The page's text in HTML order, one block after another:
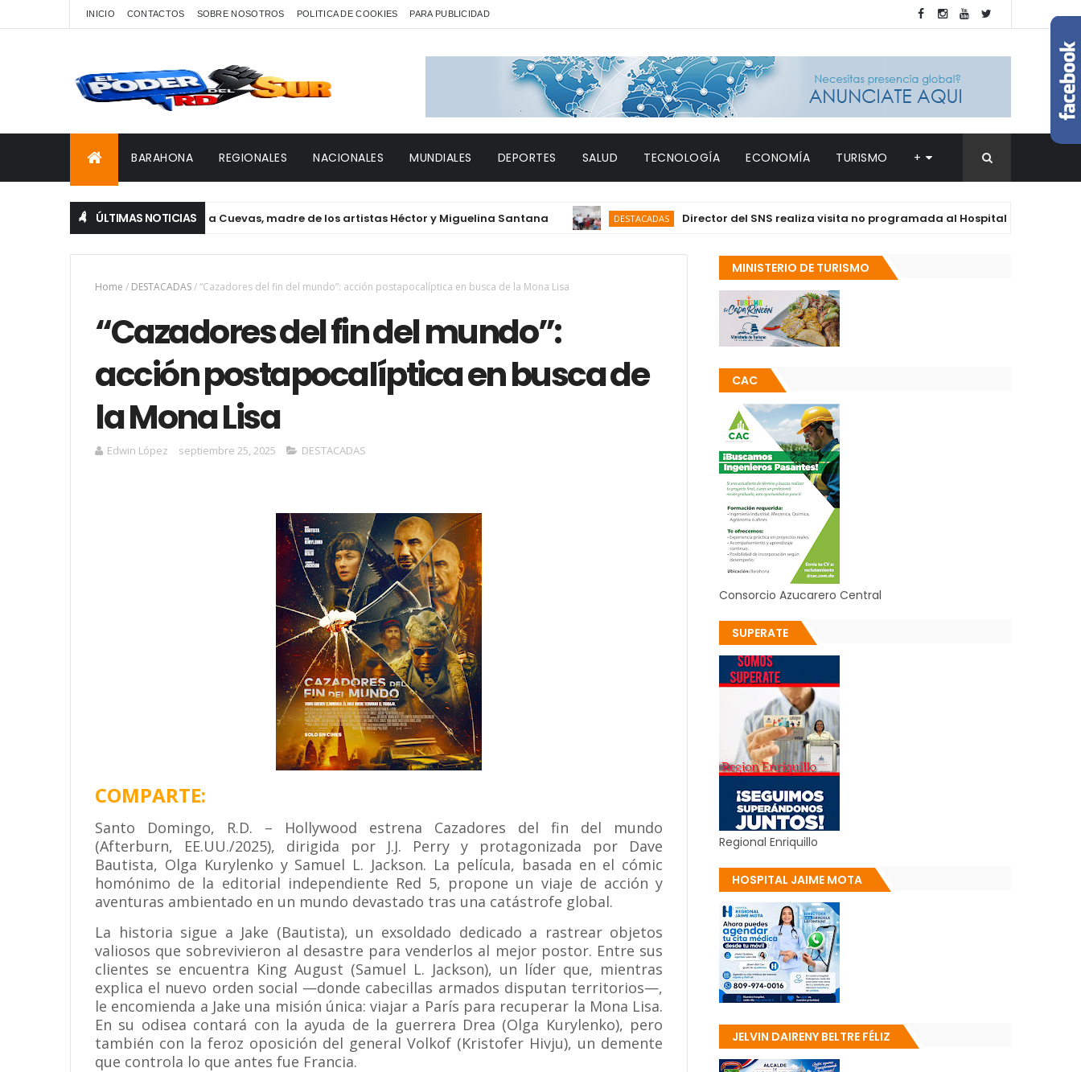
INICIO CONTACTOS SOBRE NOSOTROS POLITICA DE COOKIES PARA PUBLICIDAD
BARAHONA REGIONALES NACIONALES MUNDIALES DEPORTES SALUD TECNOLOGÍA ECONOMÍA TURISMO +
ÚLTIMAS NOTICIAS
Fallece en Barahona Edermira Cuevas, madre de los artistas Héctor y Miguelina Santana DESTACADAS Director del SNS realiza visita no programada al Hospital Jacinto Ignacio
Home / DESTACADAS/“Cazadores del fin del mundo”: acción postapocalíptica en busca de la Mona Lisa
“Cazadores del fin del mundo”:
acción postapocalíptica en busca de
la Mona Lisa
Edwin López septiembre 25, 2025 DESTACADAS
COMPARTE:
Santo Domingo, R.D. – Hollywood estrena Cazadores del fin del mundo
(Afterburn, EE.UU./2025), dirigida por J.J. Perry y protagonizada por Dave
Bautista, Olga Kurylenko y Samuel L. Jackson. La película, basada en el cómic
homónimo de la editorial independiente Red 5, propone un viaje de acción y
aventuras ambientado en un mundo devastado tras una catástrofe global.
La historia sigue a Jake (Bautista), un exsoldado dedicado a rastrear objetos
valiosos que sobrevivieron al desastre para venderlos al mejor postor. Entre sus
clientes se encuentra King August (Samuel L. Jackson), un líder que, mientras
explica el nuevo orden social —donde cabecillas armados disputan territorios—,
le encomienda a Jake una misión única: viajar a París para recuperar la Mona Lisa.
En su odisea contará con la ayuda de la guerrera Drea (Olga Kurylenko), pero
también con la feroz oposición del general Volkof (Kristofer Hivju), un demente
que controla lo que antes fue Francia.
MINISTERIO DE TURISMO
CAC
Consorcio Azucarero Central
SUPERATE
Regional Enriquillo
HOSPITAL JAIME MOTA
JELVIN DAIRENY BELTRE FÉLIZ